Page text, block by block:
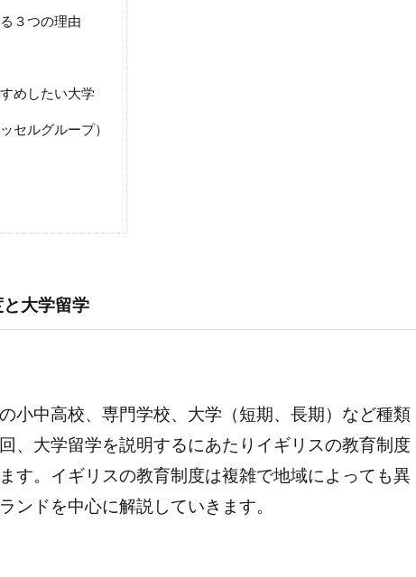
３つの理由
めしたい大学
セルグループ）
大学留学
小中高校、専門学校、大学（短期、長期）など種類
、大学留学を説明するにあたりイギリスの教育制度
す。イギリスの教育制度は複雑で地域によっても異
ンドを中心に解説していきます。